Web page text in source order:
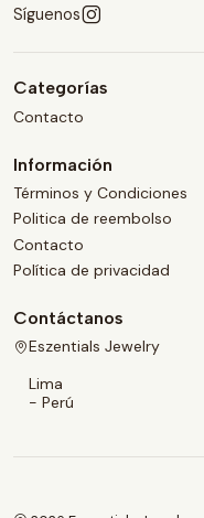
Síguenos
Categorías
Contacto
Información
Términos y Condiciones
Politica de reembolso
Contacto
Política de privacidad
Contáctanos
Eszentials Jewelry
Lima
- Perú